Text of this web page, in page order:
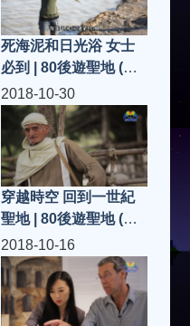
死海泥和日光浴 女士
必到 | 80後遊聖地 (第
21集)
2018-10-30
穿越時空 回到一世紀
聖地 | 80後遊聖地 (第
20集)
2018-10-16